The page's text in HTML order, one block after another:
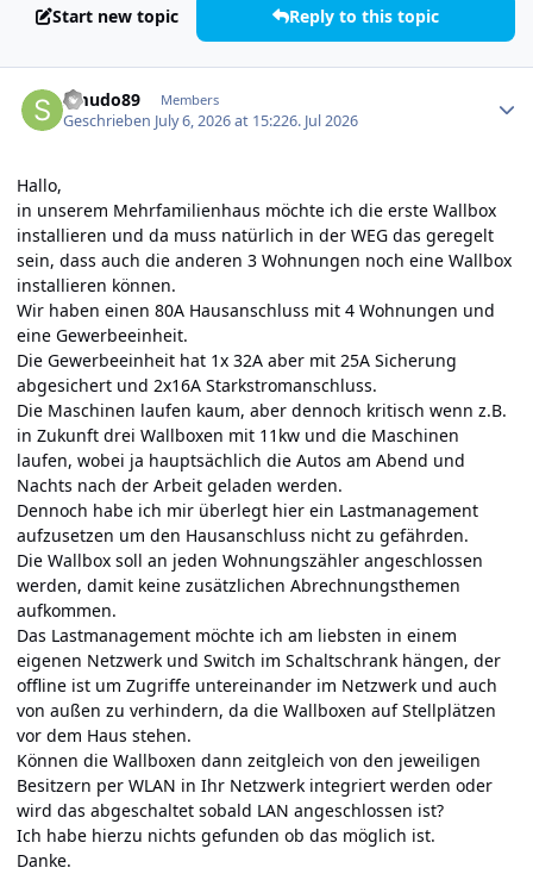
Start new topic Reply to this topic
Smudo89 Members
Geschrieben July 6, 2026 at 15:226. Jul 2026
Hallo,
in unserem Mehrfamilienhaus möchte ich die erste Wallbox
installieren und da muss natürlich in der WEG das geregelt
sein, dass auch die anderen 3 Wohnungen noch eine Wallbox
installieren können.
Wir haben einen 80A Hausanschluss mit 4 Wohnungen und
eine Gewerbeeinheit.
Die Gewerbeeinheit hat 1x 32A aber mit 25A Sicherung
abgesichert und 2x16A Starkstromanschluss.
Die Maschinen laufen kaum, aber dennoch kritisch wenn z.B.
in Zukunft drei Wallboxen mit 11kw und die Maschinen
laufen, wobei ja hauptsächlich die Autos am Abend und
Nachts nach der Arbeit geladen werden.
Dennoch habe ich mir überlegt hier ein Lastmanagement
aufzusetzen um den Hausanschluss nicht zu gefährden.
Die Wallbox soll an jeden Wohnungszähler angeschlossen
werden, damit keine zusätzlichen Abrechnungsthemen
aufkommen.
Das Lastmanagement möchte ich am liebsten in einem
eigenen Netzwerk und Switch im Schaltschrank hängen, der
offline ist um Zugriffe untereinander im Netzwerk und auch
von außen zu verhindern, da die Wallboxen auf Stellplätzen
vor dem Haus stehen.
Können die Wallboxen dann zeitgleich von den jeweiligen
Besitzern per WLAN in Ihr Netzwerk integriert werden oder
wird das abgeschaltet sobald LAN angeschlossen ist?
Ich habe hierzu nichts gefunden ob das möglich ist.
Danke.